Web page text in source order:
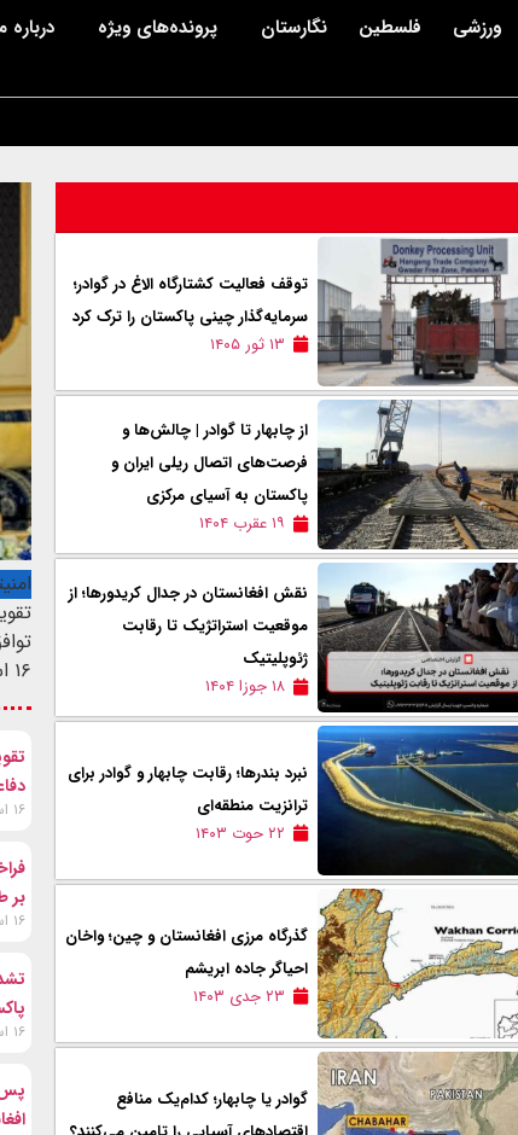
ورزشی فلسطین نگارستان پرونده‌های ویژه درباره
توقف فعالیت کشتارگاه الاغ در گوادر؛
سرمایه‌گذار چینی پاکستان را ترک کرد
۱۳ ثور ۱۴۰۵
از چابهار تا گوادر | چالش‌ها و
فرصت‌های اتصال ریلی ایران و
پاکستان به آسیای مرکزی
۱۹ عقرب ۱۴۰۴
نقش افغانستان در جدال کریدورها؛ از
موقعیت استراتژیک تا رقابت
ژئوپلیتیک
۱۸ جوزا ۱۴۰۴
نبرد بندرها؛ رقابت چابهار و گوادر برای
ترانزیت منطقه‌ای
۲۲ حوت ۱۴۰۳
گذرگاه مرزی افغانستان و چین؛ واخان
احیاگر جاده ابریشم
۲۳ جدی ۱۴۰۳
گوادر یا چابهار؛ کدام‌یک منافع
۱۶ اسد ۱۴۰۵
۱۶ اسد ۱۴۰۵
بر
۱۶ اسد ۱۴۰۵
۱۶ اسد ۱۴۰۵
پس